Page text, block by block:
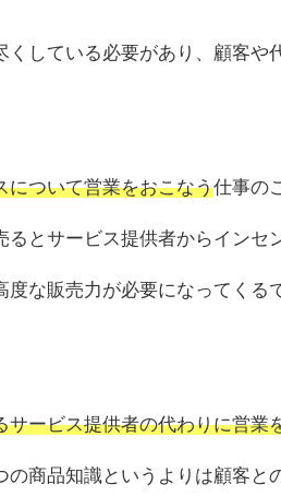
している必要があり、顧客や
について営業をおこなう仕事の
とサービス提供者からインセ
な販売力が必要になってくる
サービス提供者の代わりに営業
商品知識というよりは顧客